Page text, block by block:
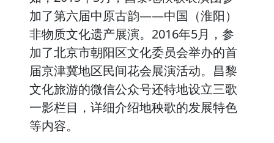
加了第六届中原古韵——中国（淮阳）
非物质文化遗产展演。2016年5月，参
加了北京市朝阳区文化委员会举办的首
届京津冀地区民间花会展演活动。昌黎
文化旅游的微信公众号还特地设立三歌
一影栏目，详细介绍地秧歌的发展特色
等内容。